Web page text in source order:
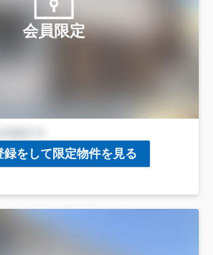
会員限定
録をして限定物件を見る